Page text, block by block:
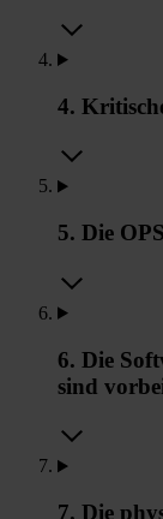
4.
5. Die
6. Die
sind
7. Die